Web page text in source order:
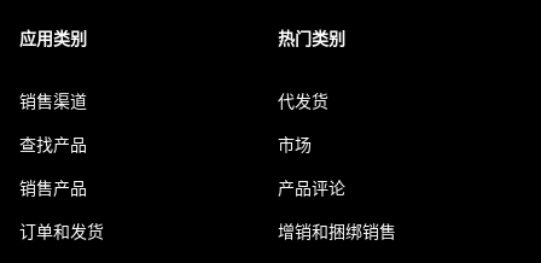
应用类别
销售渠道
查找产品
销售产品
订单和发货
热门类别
代发货
市场
产品评论
增销和捆绑销售